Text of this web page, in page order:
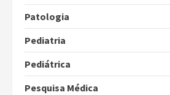
Patologia
Pediatria
Pediátrica
Pesquisa Médica